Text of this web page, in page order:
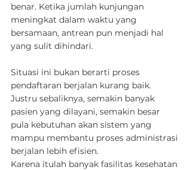
benar. Ketika jumlah kunjungan
meningkat dalam waktu yang
bersamaan, antrean pun menjadi hal
yang sulit dihindari.
Situasi ini bukan berarti proses
pendaftaran berjalan kurang baik.
Justru sebaliknya, semakin banyak
pasien yang dilayani, semakin besar
pula kebutuhan akan sistem yang
mampu membantu proses administrasi
berjalan lebih efisien.
Karena itulah banyak fasilitas kesehatan